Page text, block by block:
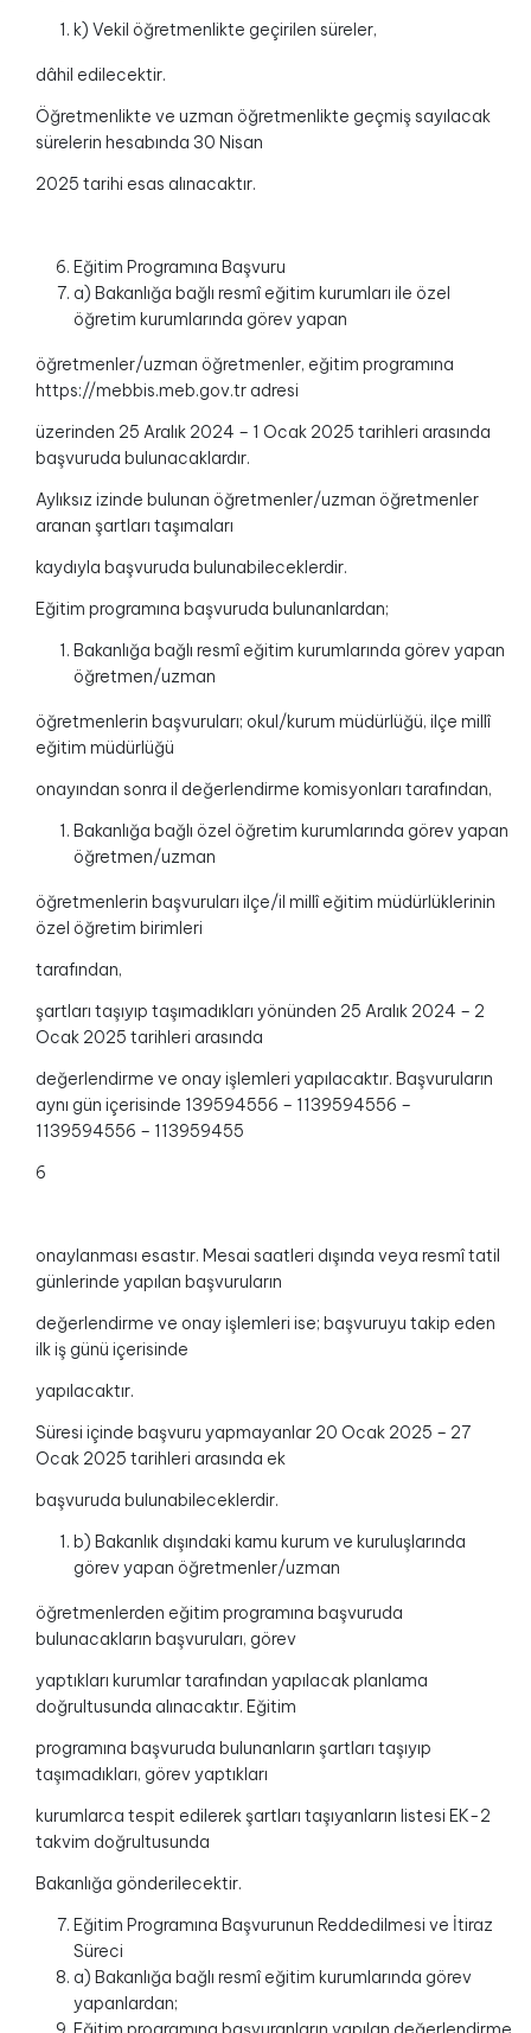
k) Vekil öğretmenlikte geçirilen süreler,
dâhil edilecektir.
Öğretmenlikte ve uzman öğretmenlikte geçmiş sayılacak
sürelerin hesabında 30 Nisan
2025 tarihi esas alınacaktır.
Eğitim Programına Başvuru
a) Bakanlığa bağlı resmî eğitim kurumları ile özel
öğretim kurumlarında görev yapan
öğretmenler/uzman öğretmenler, eğitim programına
https://mebbis.meb.gov.tr adresi
üzerinden 25 Aralık 2024 – 1 Ocak 2025 tarihleri arasında
başvuruda bulunacaklardır.
Aylıksız izinde bulunan öğretmenler/uzman öğretmenler
aranan şartları taşımaları
kaydıyla başvuruda bulunabileceklerdir.
Eğitim programına başvuruda bulunanlardan;
Bakanlığa bağlı resmî eğitim kurumlarında görev yapan
öğretmen/uzman
öğretmenlerin başvuruları; okul/kurum müdürlüğü, ilçe millî
eğitim müdürlüğü
onayından sonra il değerlendirme komisyonları tarafından,
Bakanlığa bağlı özel öğretim kurumlarında görev yapan
öğretmen/uzman
öğretmenlerin başvuruları ilçe/il millî eğitim müdürlüklerinin
özel öğretim birimleri
tarafından,
şartları taşıyıp taşımadıkları yönünden 25 Aralık 2024 – 2
Ocak 2025 tarihleri arasında
değerlendirme ve onay işlemleri yapılacaktır. Başvuruların
aynı gün içerisinde 139594556 – 1139594556 –
1139594556 – 113959455
6
onaylanması esastır. Mesai saatleri dışında veya resmî tatil
günlerinde yapılan başvuruların
değerlendirme ve onay işlemleri ise; başvuruyu takip eden
ilk iş günü içerisinde
yapılacaktır.
Süresi içinde başvuru yapmayanlar 20 Ocak 2025 – 27
Ocak 2025 tarihleri arasında ek
başvuruda bulunabileceklerdir.
b) Bakanlık dışındaki kamu kurum ve kuruluşlarında
görev yapan öğretmenler/uzman
öğretmenlerden eğitim programına başvuruda
bulunacakların başvuruları, görev
yaptıkları kurumlar tarafından yapılacak planlama
doğrultusunda alınacaktır. Eğitim
programına başvuruda bulunanların şartları taşıyıp
taşımadıkları, görev yaptıkları
kurumlarca tespit edilerek şartları taşıyanların listesi EK-2
takvim doğrultusunda
Bakanlığa gönderilecektir.
Eğitim Programına Başvurunun Reddedilmesi ve İtiraz
Süreci
a) Bakanlığa bağlı resmî eğitim kurumlarında görev
yapanlardan;